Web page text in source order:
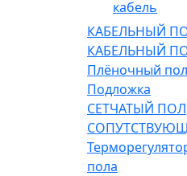
кабель
КАБЕЛЬНЫЙ
КАБЕЛЬНЫЙ
Плёночный пол
Подложка
СЕТЧАТЫЙ ПОЛ
пола